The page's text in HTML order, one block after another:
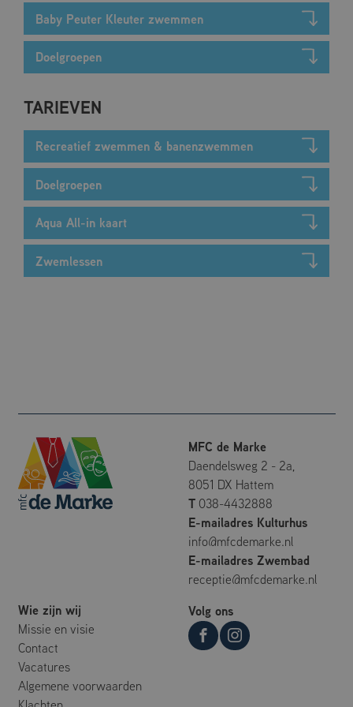
Baby Peuter Kleuter zwemmen
Doelgroepen
TARIEVEN
Recreatief zwemmen & banenzwemmen
Doelgroepen
Aqua All-in kaart
Zwemlessen
MFC de Marke
Daendelsweg 2 - 2a,
8051 DX Hattem
T 038-4432888
E-mailadres Kulturhus
info@mfcdemarke.nl
E-mailadres Zwembad
receptie@mfcdemarke.nl
Wie zijn wij
Missie en visie
Contact
Vacatures
Algemene voorwaarden
Volg ons
algemeen gebruikte
analyseservice van
Google. Deze
gebruikt om unieke
Het is opgenomen
paginaverzoek op
een site en wordt
bezoekers-, sessie-
campagnegegevens
de
analyserapporten